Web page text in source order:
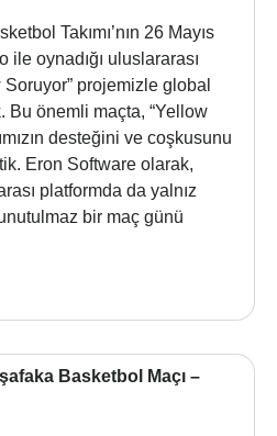
Takımı’nın 26 Mayıs
oynadığı uluslararası
Soruyor” projemizle global
Bu önemli maçta, “Yellow
desteğini ve coşkusunu
Eron Software olarak,
platformda da yalnız
bir maç günü
Basketbol Maçı –